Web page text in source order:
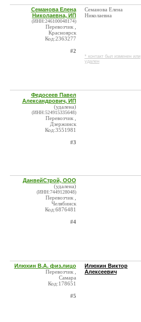
Семанова Елена
Николаевна, ИП
(ИНН:246100048174)
Перевозчик ,
Красноярск
Код:2363277
#2
Семанова Елена
Николаевна
* контакт был изменен или
удален
Федосеев Павел
Александрович, ИП
(удалена)
(ИНН:524915335648)
Перевозчик ,
Дзержинск
Код:3551981
#3
ДанвейСтрой, ООО
(удалена)
(ИНН:7449128048)
Перевозчик ,
Челябинск
Код:6876481
#4
Илюхин В.А. физ.лицо
Перевозчик ,
Самара
Код:178651
#5
Илюхин Виктор
Алексеевич